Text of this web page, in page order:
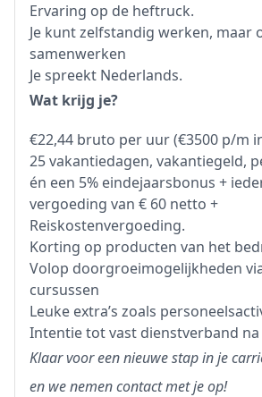
Ervaring op de heftruck.
Je kunt zelfstandig werken, maar
samenwerken
Je spreekt Nederlands.
Wat krijg je?
€22,44 bruto per uur (€3500 p/m
25 vakantiedagen, vakantiegeld,
én een 5% eindejaarsbonus +
vergoeding van € 60 netto +
Reiskostenvergoeding.
Korting op producten van het
Volop doorgroeimogelijkheden
cursussen
Leuke extra’s zoals
Intentie tot vast dienstverband na
Klaar voor een nieuwe stap in je
en we nemen contact met je op!